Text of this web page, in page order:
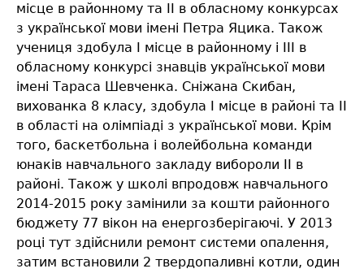
місце в районному та ІІ в обласному конкурсах
з української мови імені Петра Яцика. Також
учениця здобула І місце в районному і ІІІ в
обласному конкурсі знавців української мови
імені Тараса Шевченка. Сніжана Скибан,
вихованка 8 класу, здобула І місце в районі та ІІ
в області на олімпіаді з української мови. Крім
того, баскетбольна і волейбольна команди
юнаків навчального закладу вибороли ІІ в
районі. Також у школі впродовж навчального
2014-2015 року замінили за кошти районного
бюджету 77 вікон на енергозберігаючі. У 2013
році тут здійснили ремонт системи опалення,
затим встановили 2 твердопаливні котли, один